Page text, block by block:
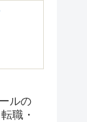
ルの
職・